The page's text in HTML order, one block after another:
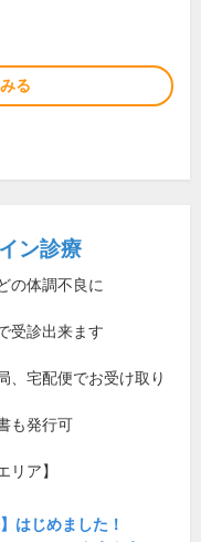
る
ン診療
の体調不良に
受診出来ます
、宅配便でお受け取り
も発行可
リア】
はじめました！